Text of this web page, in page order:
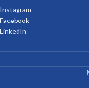
Instagram
Facebook
LinkedIn